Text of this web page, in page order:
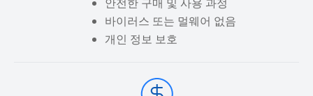
바이러스 또는 멀웨어 없음
개인 정보 보호